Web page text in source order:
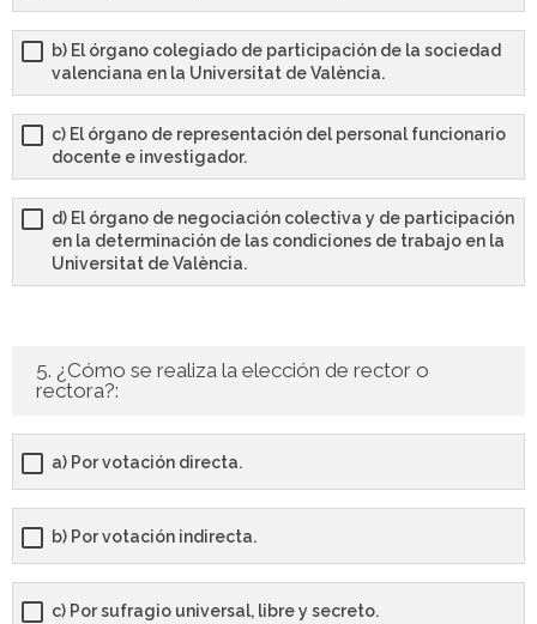
b) El órgano colegiado de participación de la sociedad
valenciana en la Universitat de València.
c) El órgano de representación del personal funcionario
docente e investigador.
d) El órgano de negociación colectiva y de participación
en la determinación de las condiciones de trabajo en la
Universitat de València.
5. ¿Cómo se realiza la elección de rector o
rectora?:
a) Por votación directa.
b) Por votación indirecta.
c) Por sufragio universal, libre y secreto.